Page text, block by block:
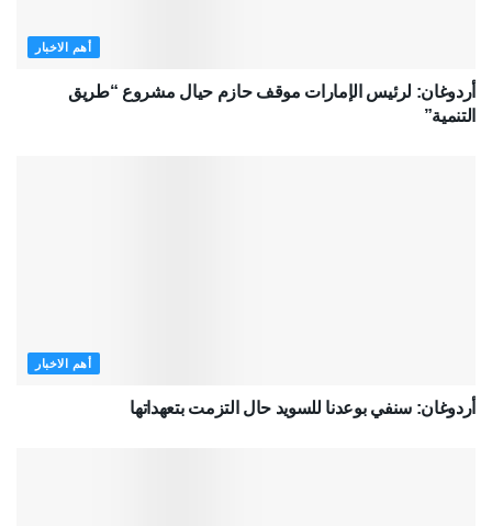
أهم الاخبار
أردوغان: لرئيس الإمارات موقف حازم حيال مشروع “طريق
التنمية”
أهم الاخبار
أردوغان: سنفي بوعدنا للسويد حال التزمت بتعهداتها